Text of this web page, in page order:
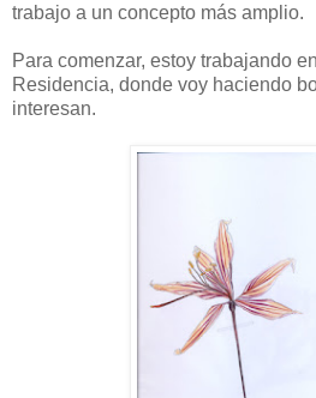
trabajo a un concepto más amplio.
Para comenzar, estoy trabajando
Residencia, donde voy haciendo
interesan.